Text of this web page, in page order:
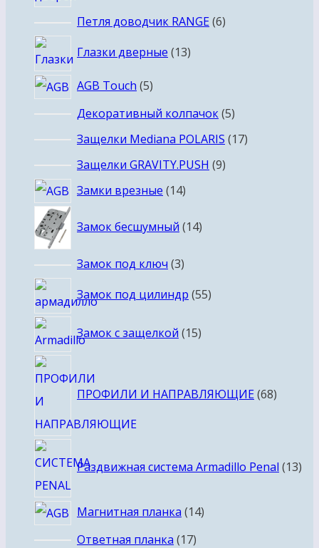
Петля доводчик RANGE 66
Глазки дверные 1313
AGB Touch 55
товаров
Декоративный колпачок 55
товаров
Защелки Mediana POLARIS 1717
Защелки GRAVITY.PUSH 99
Замки врезные 1414
Замок бесшумный 14
Замок под ключ 33
Замок под цилиндр 5555
Замок с защелкой 1515
ПРОФИЛИ И НАПРАВЛЯЮЩИЕ 68
Раздвижная система Armadillo Penal 13
Магнитная планка 1414
Ответная планка 1717